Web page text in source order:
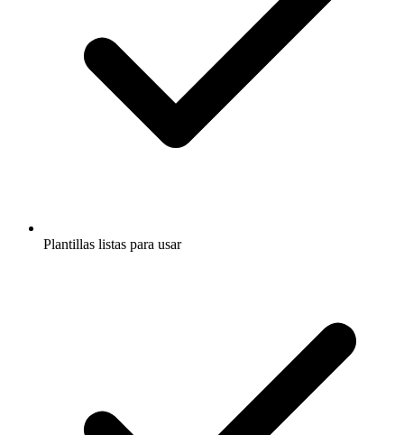
Plantillas listas para usar